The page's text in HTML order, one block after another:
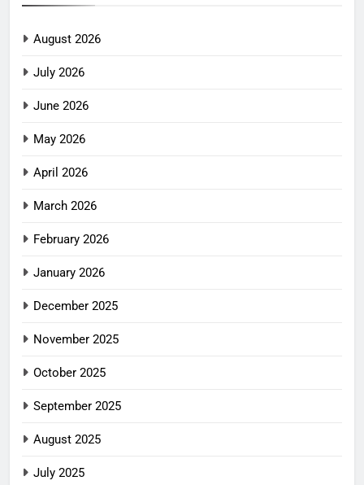
August 2026
July 2026
June 2026
May 2026
April 2026
March 2026
February 2026
January 2026
December 2025
November 2025
October 2025
September 2025
August 2025
July 2025